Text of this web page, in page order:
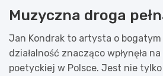
Muzyczna droga
Jan Kondrak to artysta o
działalność znacząco wpłynęła
poetyckiej w Polsce. Jest nie